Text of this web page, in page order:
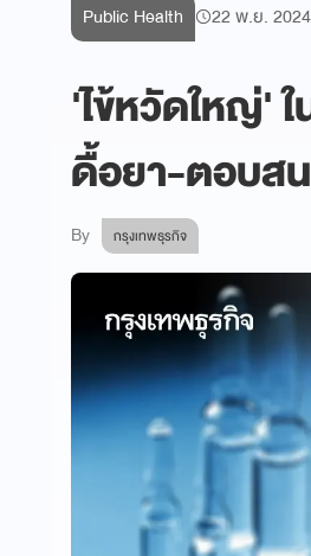
Public Health 22 พ.ย.
'ไข้หวัดใหญ่'
ดื้อยา-ตอบส
By กรุงเทพธุรกิจ